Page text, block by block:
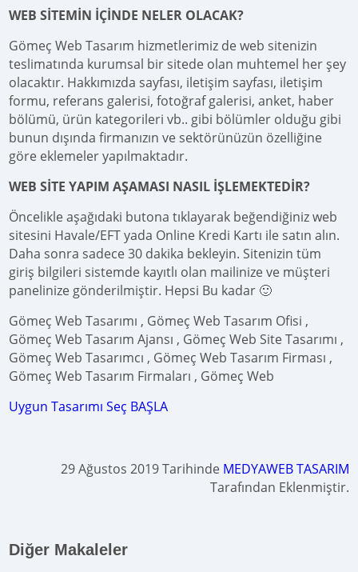
WEB SİTEMİN İÇİNDE NELER OLACAK?
Gömeç Web Tasarım hizmetlerimiz de web sitenizin
teslimatında kurumsal bir sitede olan muhtemel her şey
olacaktır. Hakkımızda sayfası, iletişim sayfası, iletişim
formu, referans galerisi, fotoğraf galerisi, anket, haber
bölümü, ürün kategorileri vb.. gibi bölümler olduğu gibi
bunun dışında firmanızın ve sektörünüzün özelliğine
göre eklemeler yapılmaktadır.
WEB SİTE YAPIM AŞAMASI NASIL İŞLEMEKTEDİR?
Öncelikle aşağıdaki butona tıklayarak beğendiğiniz web
sitesini Havale/EFT yada Online Kredi Kartı ile satın alın.
Daha sonra sadece 30 dakika bekleyin. Sitenizin tüm
giriş bilgileri sistemde kayıtlı olan mailinize ve müşteri
panelinize gönderilmiştir. Hepsi Bu kadar 🙂
Gömeç Web Tasarımı , Gömeç Web Tasarım Ofisi ,
Gömeç Web Tasarım Ajansı , Gömeç Web Site Tasarımı ,
Gömeç Web Tasarımcı , Gömeç Web Tasarım Firması ,
Gömeç Web Tasarım Firmaları , Gömeç Web
Uygun Tasarımı Seç BAŞLA
29 Ağustos 2019 Tarihinde MEDYAWEB TASARIM
Tarafından Eklenmiştir.
Diğer Makaleler